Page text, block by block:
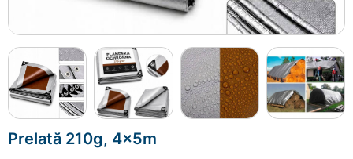
Prelată 210g, 4x5m
Prelată 210g, 4x5m
59126
460.00 lei
Mai adaugă produse